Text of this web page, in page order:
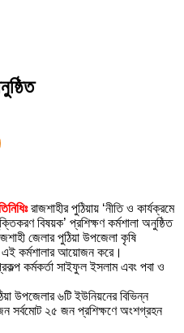
রাজশাহীর পুঠিয়ায় ‘নীতি ও কার্যক্রমে
বিষয়ক’ প্রশিক্ষণ কর্মশালা অনুষ্ঠিত
জেলার পুঠিয়া উপজেলা কৃষি
এই কর্মশালার আয়োজন করে।
কর্মকর্তা সাইফুল ইসলাম এবং পবা ও
উপজেলার ৬টি ইউনিয়নের বিভিন্ন
সর্বমোট ২৫ জন প্রশিক্ষণে অংশগ্রহন